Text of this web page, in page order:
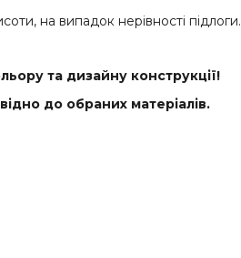
на випадок нерівності підлоги.
та дизайну конструкції!
до обраних матеріалів.